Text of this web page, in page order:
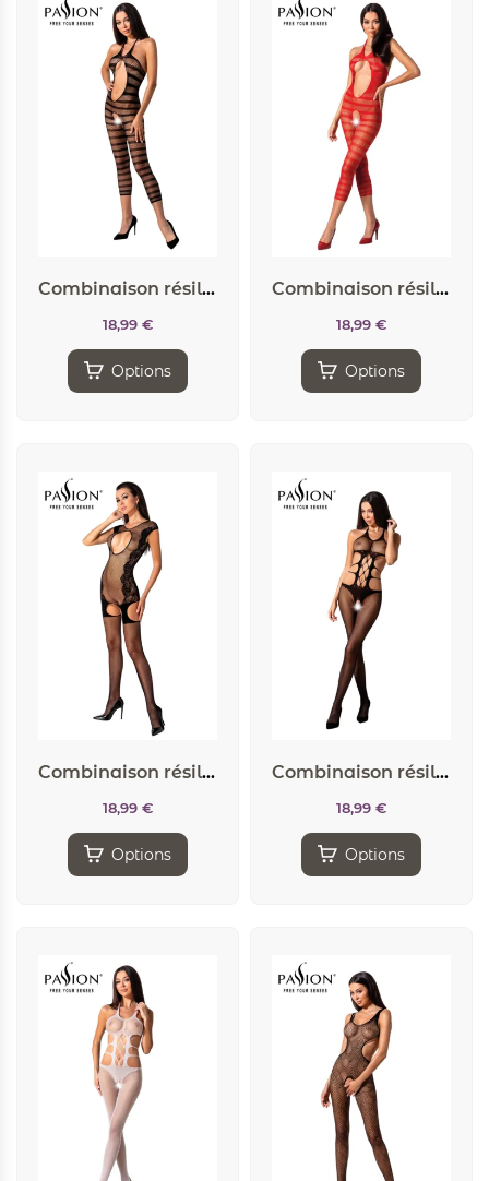
Combinaison résille BS081 – Noir
18,99 €
Options
Combinaison résille BS081 – Rouge
18,99 €
Options
Combinaison résille BS082 – Noir
18,99 €
Options
Combinaison résille BS084 – Noir
18,99 €
Options